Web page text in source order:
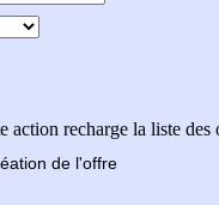
action recharge la liste des
de l'offre